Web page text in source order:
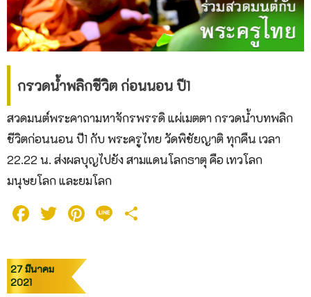
กรวดน้ำพลิกชีวิต ก่อนนอน ปี1
สวดมนต์พระคาถามหาจักรพรรดิ แผ่เมตตา กรวดน้ำบทพลิก
ชีวิตก่อนนอน ปี1 กับ พระครูไทย วัดพิชัยญาติ ทุกคืน เวลา
22.22 น. ส่งผลบุญไปยัง สามแดนโลกธาตุ คือ เทวโลก
มนุษยโลก และยมโลก
Facebook
Twitter
Pinterest
Line
27 มีนาคม
2021